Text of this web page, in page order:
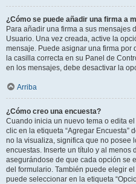
¿Cómo se puede añadir una firma a
Para añadir una firma a sus mensajes
Usuario. Una vez creada, active la
mensaje. Puede asignar una firma por
la casilla correcta en su Panel de
en los mensajes, debe desactivar la
Arriba
¿Cómo creo una encuesta?
Cuando inicia un nuevo tema o edita
clic en la etiqueta “Agregar Encuesta”
no la visualiza, significa que no posee
encuestas. Inserte un título y al
asegurándose de que cada opción se
del formulario. También puede elegir
puede seleccionar en la etiqueta